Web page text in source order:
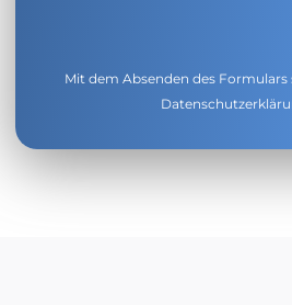
Mit dem Absenden des